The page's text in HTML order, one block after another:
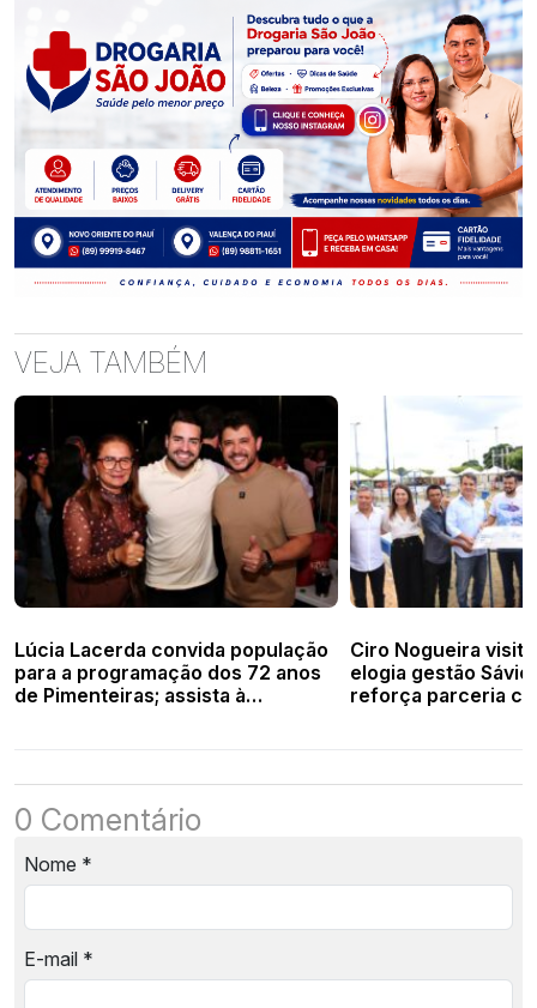
VEJA TAMBÉM
Lúcia Lacerda convida população
para a programação dos 72 anos
de Pimenteiras; assista à
Ciro Nogueira
elogia gestão Sávio
reforça parceria
0 Comentário
Nome *
E-mail *